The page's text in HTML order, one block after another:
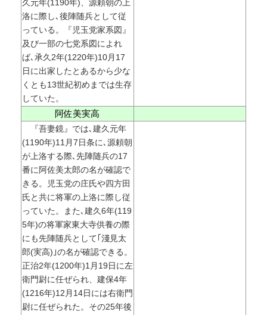
久元年(1190年)、源頼朝の上
洛に際し､後陣随兵として従
っている。『児玉党家系図』
及び一部の七党系図によれ
ば､承久2年(1220年)10月17
日に出家したとあるから少な
くとも13世紀初めまでは生存
していた。
阿佐美実高
『吾妻鏡』では､建久元年
(1190年)11月7日条に､源頼朝
が上洛する際､先陣随兵の17
番に阿佐美太郎の名が確認で
きる。児玉党の庄氏や四方田
氏と共に将軍の上洛に際し従
っていた。また､建久6年(119
5年)の将軍家東大寺供養の際
にも先陣随兵として｢淺見太
郎(実高)｣の名が確認できる。
正治2年(1200年)1月19日に左
衛門尉に任ぜられ、建保4年
(1216年)12月14日には右衛門
尉に任ぜられた。その25年後